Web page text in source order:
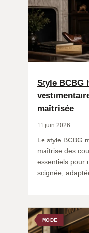
Style BCBG
maîtrisée
11 juin 2026
Le style BCBG
maîtrise des
essentiels pour
soignée,
MODE